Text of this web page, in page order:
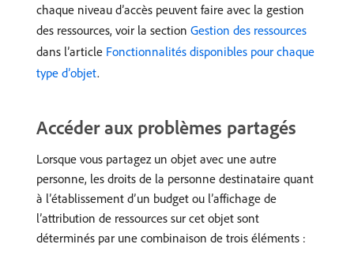
chaque niveau d’accès peuvent faire avec la gestion
des ressources, voir la section Gestion des ressources
dans l’article Fonctionnalités disponibles pour chaque
type d’objet.
Accéder aux problèmes partagés
Lorsque vous partagez un objet avec une autre
personne, les droits de la personne destinataire quant
à l’établissement d’un budget ou l’affichage de
l’attribution de ressources sur cet objet sont
déterminés par une combinaison de trois éléments :